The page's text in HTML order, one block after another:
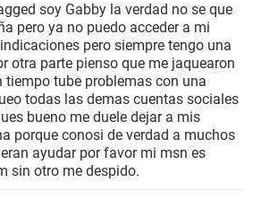
soy Gabby la verdad no se que
pero ya no puedo acceder a mi
pero siempre tengo una
otra parte pienso que me jaquearon
tiempo tube problemas con una
todas las demas cuentas sociales
bueno me duele dejar a mis
porque conosi de verdad a muchos
ayudar por favor mi msn es
sin otro me despido.